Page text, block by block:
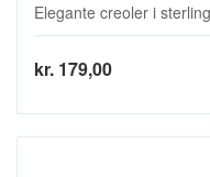
Elegante creoler i
kr. 179,00